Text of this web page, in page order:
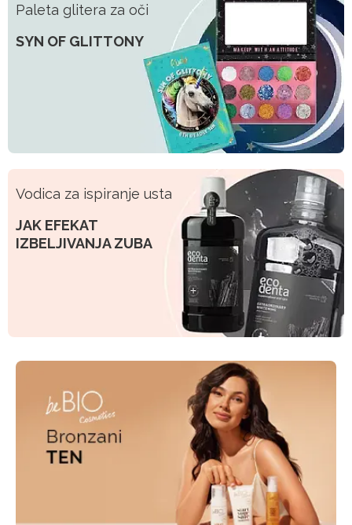
Paleta glitera za oči
SYN OF GLITTONY
Vodica za ispiranje usta
JAK EFEKAT
IZBELJIVANJA ZUBA